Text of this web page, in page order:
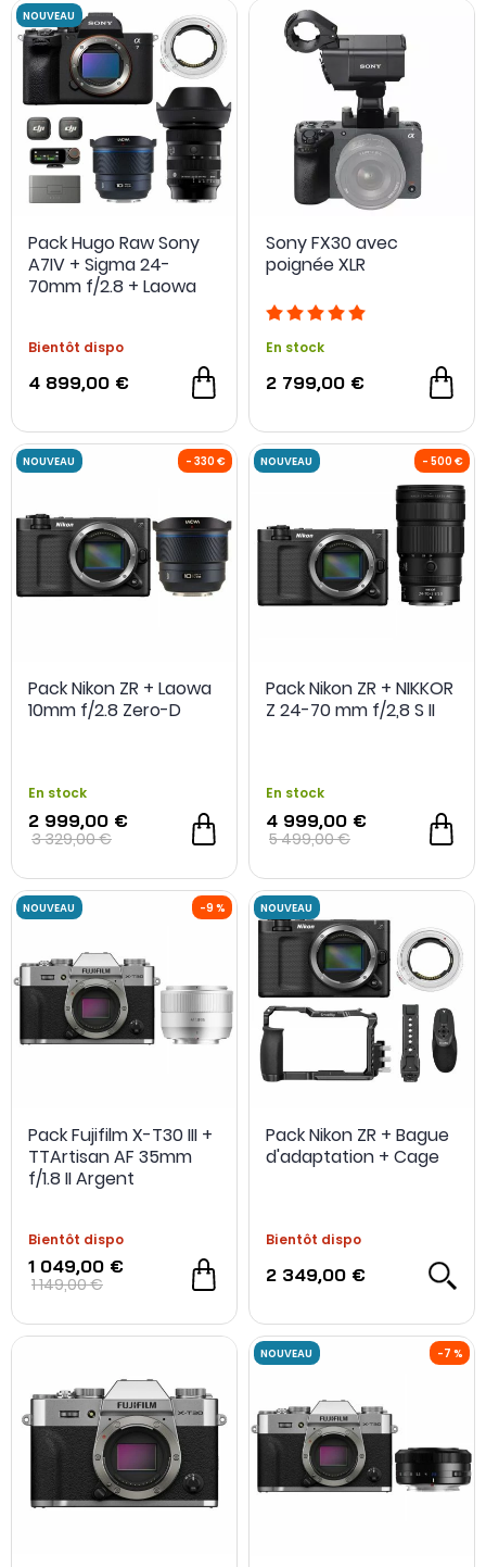
OCCASION
NOUVEAU -14 %
Pack Hugo Raw Sony
A7IV + Sigma 24-
70mm f/2.8 + Laowa
Bientôt dispo
4 899,00 €
Sony FX30 avec
poignée XLR
En stock
2 799,00 €
Pack Nikon ZR + Laowa
10mm f/2.8 Zero-D
En stock
2 999,00 €
3 329,00 €
Pack Nikon ZR + NIKKOR
Z 24-70 mm f/2,8 S II
En stock
4 999,00 €
5 499,00 €
Pack Fujifilm X-T30 III +
TTArtisan AF 35mm
f/1.8 II Argent
Bientôt dispo
1 049,00 €
1 149,00 €
Pack Nikon ZR + Bague
d'adaptation + Cage
Bientôt dispo
2 349,00 €